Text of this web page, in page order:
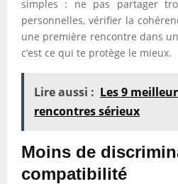
simples : ne pas partager
personnelles, vérifier la
une première rencontre dans
c’est ce qui te protège le mieux.
Lire aussi : Les 9
rencontres sérieux
Moins de
compatibilité